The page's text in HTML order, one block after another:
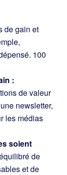
de gain et
100
:
de valeur
newsletter,
les médias
soient
de
et de